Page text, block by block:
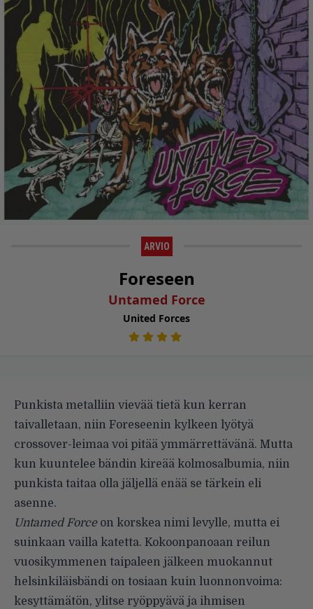
ARVIO
Foreseen
Untamed Force
United Forces
Punkista metalliin vievää tietä kun kerran
taivalletaan, niin Foreseenin kylkeen lyötyä
crossover-leimaa voi pitää ymmärrettävänä. Mutta
kun kuuntelee bändin kireää kolmosalbumia, niin
punkista taitaa olla jäljellä enää se tärkein eli
asenne.
Untamed Forceon korskea nimi levylle, mutta ei
suinkaan vailla katetta. Kokoonpanoaan reilun
vuosikymmenen taipaleen jälkeen muokannut
helsinkiläisbändi on tosiaan kuin luonnonvoima:
kesyttämätön, ylitse ryöppyävä ja ihmisen